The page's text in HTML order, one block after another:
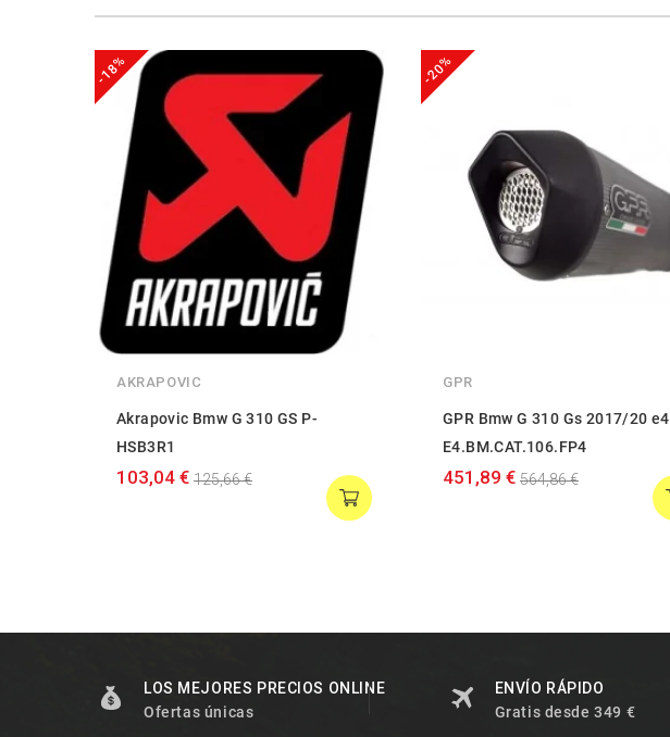
-18%
AKRAPOVIC
Akrapovic Bmw G 310 GS P-
HSB3R1
103,04 € 125,66 €
-20%
GPR
GPR Bmw G 310 Gs 2017/20 e4
E4.BM.CAT.106.FP4
451,89 € 564,86 €
LOS MEJORES PRECIOS ONLINE
Ofertas únicas
ENVÍO RÁPIDO
Gratis desde 349 €